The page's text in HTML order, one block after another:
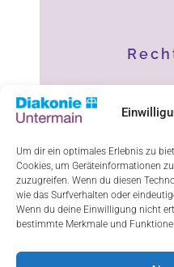
Um dir ein optimales Erlebnis zu
Cookies, um Geräteinformationen
zuzugreifen. Wenn du diesen
wie das Surfverhalten oder
Wenn du deine Einwilligung nicht
bestimmte Merkmale und
Cookie-